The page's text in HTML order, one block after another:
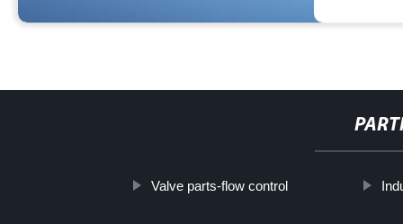
Valve parts-flow control